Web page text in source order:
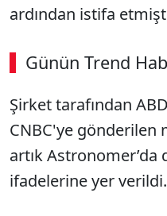
ardından istifa
Günün Trend
Şirket tarafından
CNBC'ye gönderilen
artık
ifadelerine yer verildi.